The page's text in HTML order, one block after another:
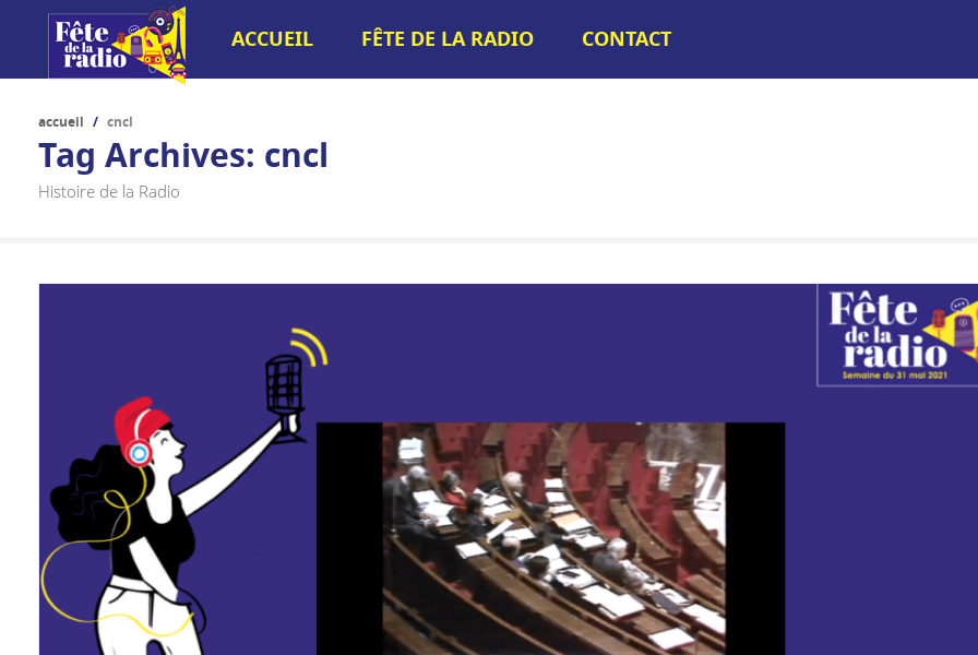
ACCUEIL FÊTE DE LA RADIO CONTACT
accueil / cncl
Tag Archives: cncl
Histoire de la Radio